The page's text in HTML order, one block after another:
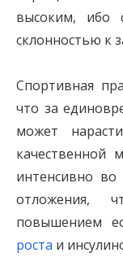
высоким, ибо
склонностью к
Спортивная
что за
может
качественной
интенсивно во
отложения,
повышением
роста и